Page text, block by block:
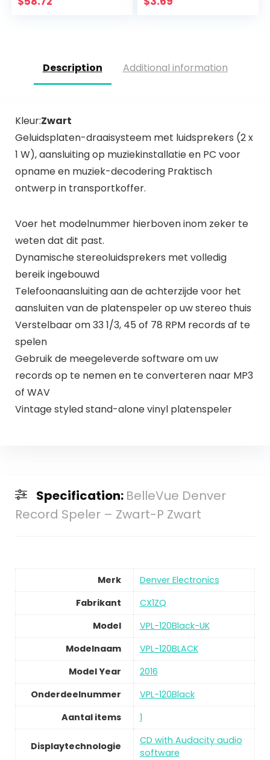
Description Additional information
Kleur:Zwart
Geluidsplaten-draaisysteem met luidsprekers (2 x
1 W), aansluiting op muziekinstallatie en PC voor
opname en muziek-decodering Praktisch
ontwerp in transportkoffer.
Voer het modelnummer hierboven inom zeker te
weten dat dit past.
Dynamische stereoluidsprekers met volledig
bereik ingebouwd
Telefoonaansluiting aan de achterzijde voor het
aansluiten van de platenspeler op uw stereo thuis
Verstelbaar om 33 1/3, 45 of 78 RPM records af te
spelen
Gebruik de meegeleverde software om uw
records op te nemen en te converteren naar MP3
of WAV
Vintage styled stand-alone vinyl platenspeler
Specification: BelleVue Denver
Record Speler – Zwart-P Zwart
Merk
Denver Electronics
Fabrikant
CX1ZQ
Model
VPL-120Black-UK
Modelnaam
VPL-120BLACK
Model Year
2016
Onderdeelnummer
VPL-120Black
Aantal items
1
Displaytechnologie
CD with Audacity audio
software